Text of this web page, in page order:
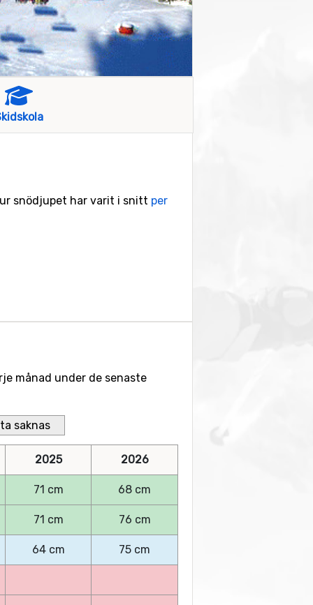
snödjupet har varit i snitt per
månad under de senaste
saknas
2025 2026
71 cm 68 cm
71 cm 76 cm
64 cm 75 cm